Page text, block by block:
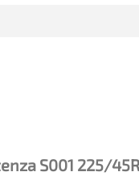
S001 225/